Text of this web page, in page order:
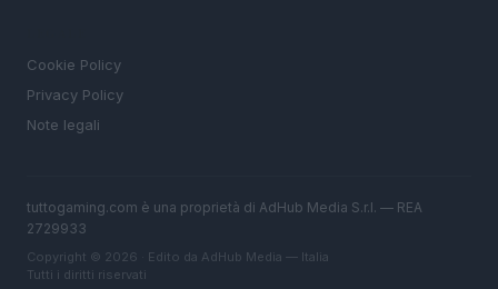
Cookie Policy
Privacy Policy
Note legali
tuttogaming.com è una proprietà di AdHub Media S.r.l. — REA
2729933
Copyright © 2026 · Edito da AdHub Media — Italia
Tutti i diritti riservati